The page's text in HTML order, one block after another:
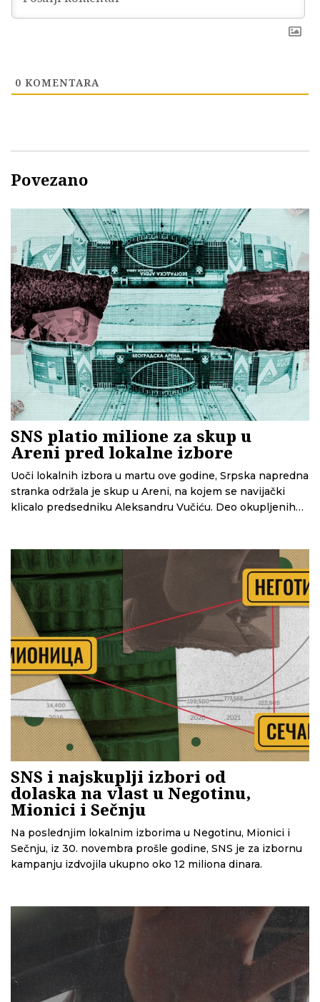
0 KOMENTARA
Povezano
SNS platio milione za skup u
Areni pred lokalne izbore
Uoči lokalnih izbora u martu ove godine, Srpska napredna
stranka održala je skup u Areni, na kojem se navijački
klicalo predsedniku Aleksandru Vučiću. Deo okupljenih
skup do sada zvanično prijavio oko 6,5 miliona dinara
troškova – i to samo za četiri od deset mesta, zbog čega
bi konačni iznos mogao biti i veći.
SNS i najskuplji izbori od
dolaska na vlast u Negotinu,
Mionici i Sečnju
Na poslednjim lokalnim izborima u Negotinu, Mionici i
Sečnju, iz 30. novembra prošle godine, SNS je za izbornu
kampanju izdvojila ukupno oko 12 miliona dinara.